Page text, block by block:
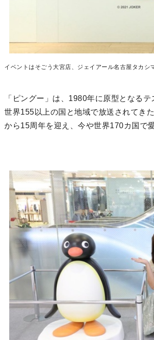
イベントはそごう大宮店、ジェイアール名古屋タカシ
「ピングー」は、1980年に原型となる
世界155以上の国と地域で放送されてき
から15周年を迎え、今や世界170カ国で